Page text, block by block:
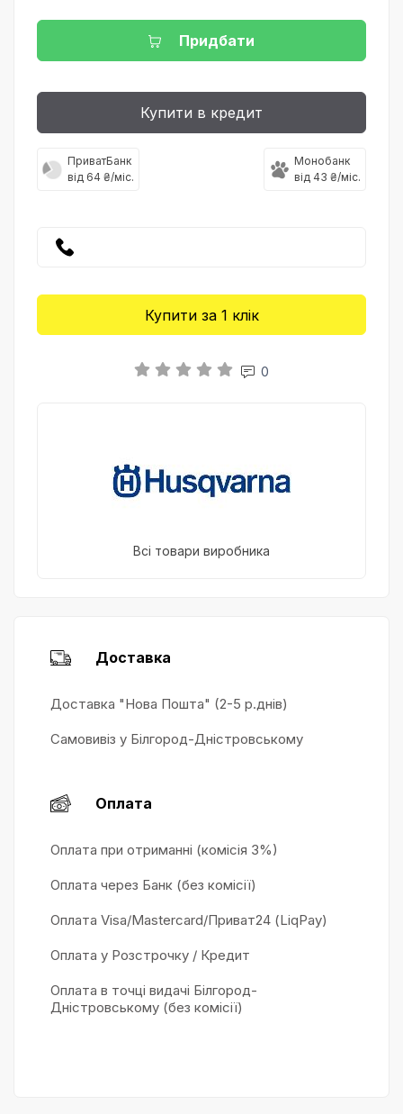
Придбати
Купити в кредит
ПриватБанк
від 64 ₴/міс.
Монобанк
від 43 ₴/міс.
Купити за 1 клiк
0
Всі товари виробника
Доставка
Доставка "Нова Пошта" (2-5 р.днів)
Самовивіз у Білгород-Дністровському
Оплата
Оплата при отриманні (комісія 3%)
Оплата через Банк (без комісії)
Оплата Visa/Mastercard/Приват24 (LiqPay)
Оплата у Розстрочку / Кредит
Оплата в точці видачі Білгород-
Дністровському (без комісії)